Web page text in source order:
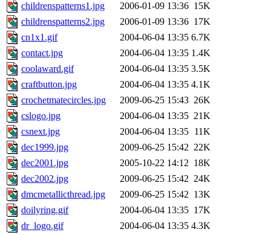
childrenspatterns1.jpg
2006-01-09 13:36 15K
childrenspatterns2.jpg
2006-01-09 13:36 17K
cn1x1.gif
2004-06-04 13:35 6.7K
contact.jpg
2004-06-04 13:35 1.4K
coolaward.gif
2004-06-04 13:35 3.5K
craftbutton.jpg
2004-06-04 13:35 4.1K
crochetmatecircles.jpg
2009-06-25 15:43 26K
cslogo.jpg
2004-06-04 13:35 21K
csnext.jpg
2004-06-04 13:35 11K
dec1999.jpg
2009-06-25 15:42 22K
dec2001.jpg
2005-10-22 14:12 18K
dec2002.jpg
2009-06-25 15:42 24K
dmcmetallicthread.jpg
2009-06-25 15:42 13K
doilyring.gif
2004-06-04 13:35 17K
dr_logo.gif
2004-06-04 13:35 4.3K